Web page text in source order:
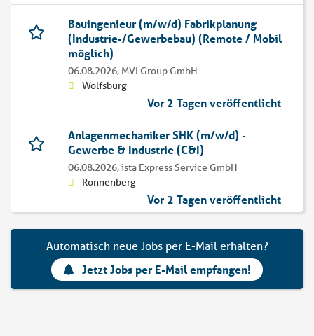
Bauingenieur (m/w/d) Fabrikplanung
(Industrie-/Gewerbebau) (Remote / Mobil
möglich)
06.08.2026, MVI Group GmbH
Wolfsburg
Vor 2 Tagen veröffentlicht
Anlagenmechaniker SHK (m/w/d) -
Gewerbe & Industrie (C&I)
06.08.2026,ista Express Service GmbH
Ronnenberg
Vor 2 Tagen veröffentlicht
Automatisch neue Jobs per E-Mail erhalten?
Jetzt Jobs per E-Mail empfangen!